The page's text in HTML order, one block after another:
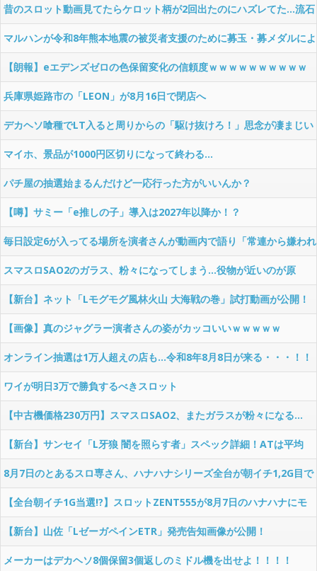
れてる演出はどうよ！？
晒されてしまう…
昔のスロット動画見てたらケロット柄が2回出たのにハズレてた…流石
にヤバすぎじゃね？
マルハンが令和8年熊本地震の被災者支援のために募玉・募メダルによ
る寄付活動をスタート！
【朗報】eエデンズゼロの色保留変化の信頼度ｗｗｗｗｗｗｗｗｗｗ
兵庫県姫路市の「LEON」が8月16日で閉店へ
デカヘソ喰種でLT入ると周りからの「駆け抜けろ！」思念が凄まじい
んだが
マイホ、景品が1000円区切りになって終わる…
パチ屋の抽選始まるんだけど一応行った方がいいんか？
【噂】サミー「e推しの子」導入は2027年以降か！？
毎日設定6が入ってる場所を演者さんが動画内で語り「常連から嫌われ
る行為では？」と物議
スマスロSAO2のガラス、粉々になってしまう…役物が近いのが原
因！？
【新台】ネット「Lモグモグ風林火山 大海戦の巻」試打動画が公開！
【画像】真のジャグラー演者さんの姿がカッコいいｗｗｗｗｗ
オンライン抽選は1万人超えの店も…令和8年8月8日が来る・・・！！
ワイが明日3万で勝負するべきスロット
【中古機価格230万円】スマスロSAO2、またガラスが粉々になる…
【新台】サンセイ「L牙狼 闇を照らす者」スペック詳細！ATは平均
740枚が82.6％ループ！
8月7日のとあるスロ専さん、ハナハナシリーズ全台が朝イチ1,2G目で
全台当たるという挙動を見せてしまうｗｗｗこれってｍ…
【全台朝イチ1G当選!?】スロットZENT555が8月7日のハナハナにモ
ーニングを仕込んだらしいｗｗｗｗ
【新台】山佐「LゼーガペインETR」発売告知画像が公開！
メーカーはデカヘソ8個保留3個返しのミドル機を出せよ！！！！